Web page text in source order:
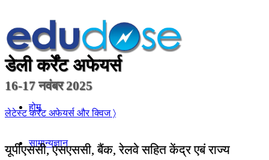
होम
सामान्यज्ञान
डेली कर्रेंट अफेयर्स
16-17 नवंबर 2025
लेटेस्ट कर्रेंट अफेयर्स और क्विज 〉
यूपीएससी, एसएससी, बैंक, रेलवे सहित केंद्र एबं राज्य